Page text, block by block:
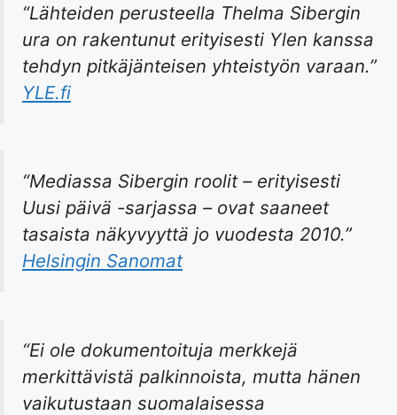
“Lähteiden perusteella Thelma Sibergin
ura on rakentunut erityisesti Ylen kanssa
tehdyn pitkäjänteisen yhteistyön varaan.”
YLE.fi
“Mediassa Sibergin roolit – erityisesti
Uusi päivä -sarjassa – ovat saaneet
tasaista näkyvyyttä jo vuodesta 2010.”
Helsingin Sanomat
“Ei ole dokumentoituja merkkejä
merkittävistä palkinnoista, mutta hänen
vaikutustaan suomalaisessa